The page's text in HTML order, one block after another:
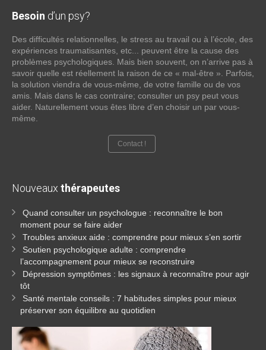
Besoin d’un psy?
Des difficultés relationnelles, le stress au travail ou à l’école, des
expériences traumatisantes, etc... peuvent être la cause des
problèmes psychologiques. Mais bien souvent, on n’arrive pas à
savoir quelle est réellement la raison de ce « mal-être ». Parfois,
la solution viendra de vous-même, de votre famille ou de vos
amis. Mais dans le cas contraire; consulter un psy peut vous
aider. Naturellement vous êtes libre d’en choisir un par vous-
même.
Contact !
Nouveaux thérapeutes
Quand consulter un psychologue : reconnaître le bon
moment pour se faire aider
Troubles anxieux aide : comprendre pour mieux s’en sortir
Soutien psychologique adulte : comprendre
l’accompagnement pour mieux se reconstruire
Dépression symptômes : les signaux à reconnaître pour agir
tôt
Santé mentale conseils : 7 habitudes simples pour mieux
préserver son équilibre au quotidien